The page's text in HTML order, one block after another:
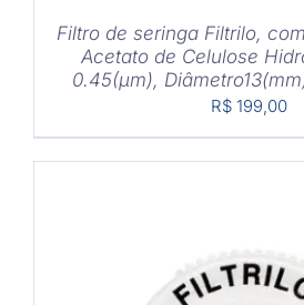
Filtro de seringa Filtrilo,
Acetato de Celulose
0.45(μm),
R$199,00